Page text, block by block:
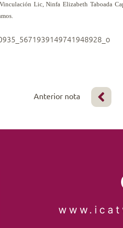
Lic, Ninfa Elizabeth Taboada
Anterior nota